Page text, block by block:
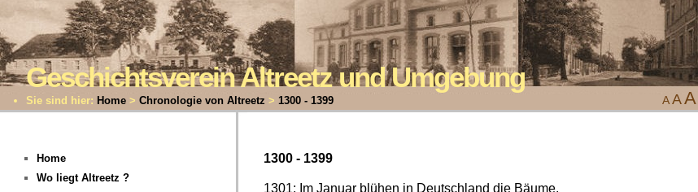
Geschichtsverein Altreetz und Umgebung
Sie sind hier: Home > Chronologie von Altreetz > 1300 - 1399 AAA
Home
Wo liegt Altreetz ?
1300 - 1399
1301: Im Januar blühen in Deutschland die Bäume.